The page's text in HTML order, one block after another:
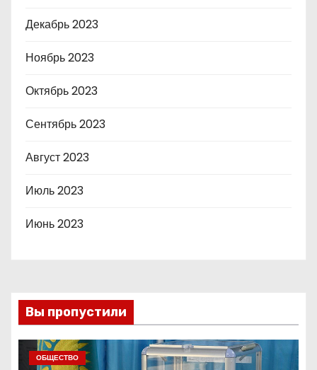
Декабрь 2023
Ноябрь 2023
Октябрь 2023
Сентябрь 2023
Август 2023
Июль 2023
Июнь 2023
Вы пропустили
ОБЩЕСТВО